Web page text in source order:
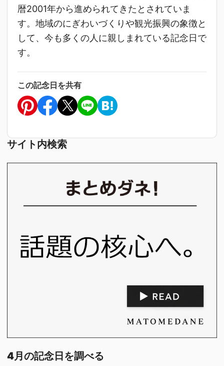
暦2001年から進められてきたとされていま
す。地域のにぎわいづくりや観光振興の象徴と
して、今も多くの人に親しまれている記念日で
す。
この記念日を共有
サイト内検索
4月の記念日を調べる